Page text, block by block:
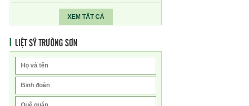
XEM TẤT CẢ
LIỆT SỸ TRƯỜNG SƠN